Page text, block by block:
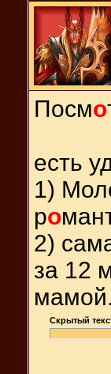
Посмо
есть
1)
ро
2)
за 12
мамой.
Скрытый